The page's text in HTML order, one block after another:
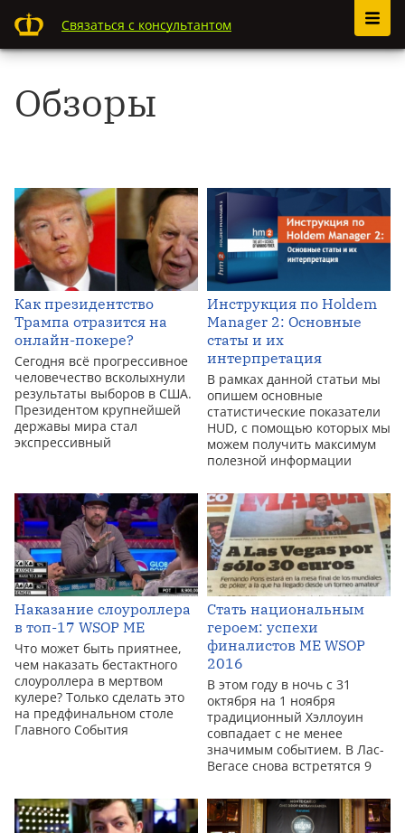
Связаться с консультантом
Обзоры
Как президентство
Трампа отразится на
онлайн-покере?
Сегодня всё прогрессивное
человечество всколыхнули
результаты выборов в США.
Президентом крупнейшей
державы мира стал
экспрессивный
Инструкция по Holdem
Manager 2: Основные
статы и их
интерпретация
В рамках данной статьи мы
опишем основные
статистические показатели
HUD, с помощью которых мы
можем получить максимум
полезной информации
Наказание слоуроллера
в топ-17 WSOP ME
Что может быть приятнее,
чем наказать бестактного
слоуроллера в мертвом
кулере? Только сделать это
на предфинальном столе
Главного События
Стать национальным
героем: успехи
финалистов ME WSOP
2016
В этом году в ночь с 31
октября на 1 ноября
традиционный Хэллоуин
совпадает с не менее
значимым событием. В Лас-
Вегасе снова встретятся 9